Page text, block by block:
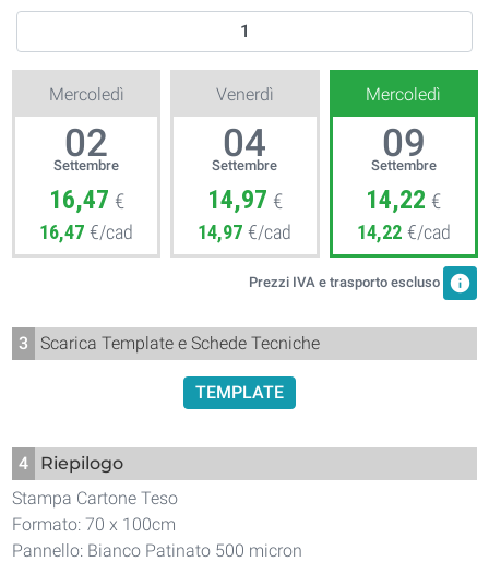
Mercoledì
02
Settembre
16,47 €
16,47 €/cad
Venerdì
04
Settembre
14,97 €
14,97 €/cad
Mercoledì
09
Settembre
14,22 €
14,22 €/cad
Prezzi IVA e trasporto escluso info
3 Scarica Template e Schede Tecniche
TEMPLATE
4
Riepilogo
Stampa Cartone Teso
Formato: 70 x 100cm
Pannello: Bianco Patinato 500 micron